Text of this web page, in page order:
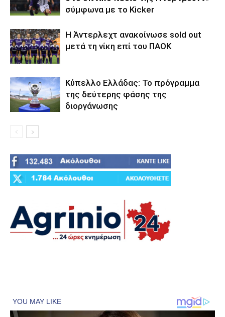
σύμφωνα με το Kicker
Η Άντερλεχτ ανακοίνωσε sold out
μετά τη νίκη επί του ΠΑΟΚ
Κύπελλο Ελλάδας: Το πρόγραμμα
της δεύτερης φάσης της
διοργάνωσης